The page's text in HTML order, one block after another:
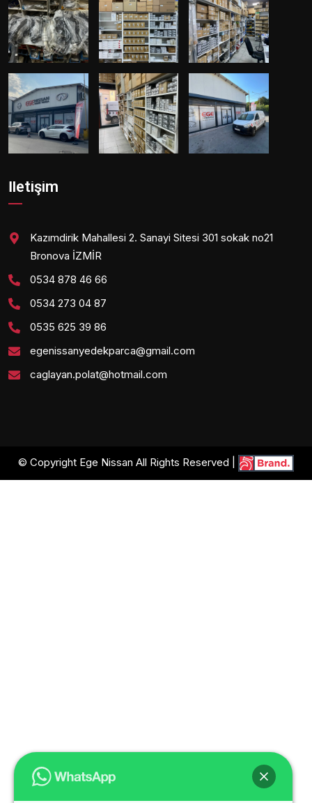
İletişim
Kazımdirik Mahallesi 2. Sanayi Sitesi 301 sokak no21
Bronova İZMİR
0534 878 46 66
0534 273 04 87
0535 625 39 86
egenissanyedekparca@gmail.com
caglayan.polat@hotmail.com
© Copyright Ege Nissan All Rights Reserved |